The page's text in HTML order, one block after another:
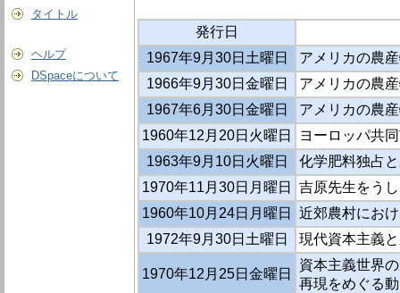
タイトル
ヘルプ
DSpaceについて
発行日
1967年9月30日土曜日
アメリカの農
1966年9月30日金曜日
アメリカの農
1967年6月30日金曜日
アメリカの農
1960年12月20日火曜日
ヨーロッパ共
1963年9月10日火曜日
化学肥料独占
1970年11月30日月曜日
吉原先生をう
1960年10月24日月曜日
近郊農村にお
1972年9月30日土曜日
現代資本主義
1970年12月25日金曜日
資本主義世界
再現をめぐる